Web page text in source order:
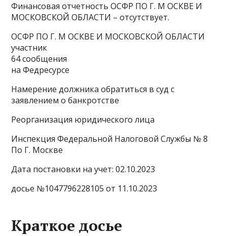
Финансовая отчетность ОСФР ПО Г. М ОСКВЕ И
МОСКОВСКОЙ ОБЛАСТИ – отсутствует.
ОСФР ПО Г. М ОСКВЕ И МОСКОВСКОЙ ОБЛАСТИ
участник
64 сообщения
на Федресурсе
Намерение должника обратиться в суд с
заявлением о банкротстве
Реорганизация юридического лица
Инспекция Федеральной Налоговой Службы № 8
По Г. Москве
Дата постановки на учет: 02.10.2023
досье №1047796228105 от 11.10.2023
Краткое досье